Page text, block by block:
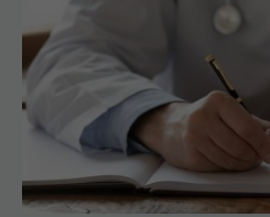
Schimbare majoră la
specialist din 2026. Toți
aceleași subiecte